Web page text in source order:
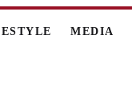
MEDIA